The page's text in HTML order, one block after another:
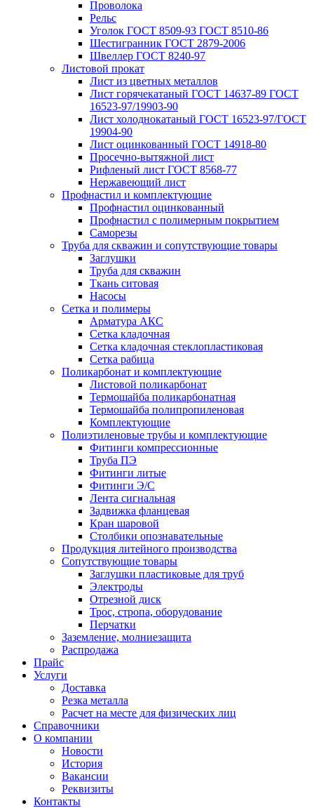
Проволока
Рельс
Уголок ГОСТ 8509-93 ГОСТ 8510-86
Шестигранник ГОСТ 2879-2006
Швеллер ГОСТ 8240-97
Листовой прокат
Лист из цветных металлов
Лист горячекатаный ГОСТ 14637-89 ГОСТ
16523-97/19903-90
Лист холоднокатаный ГОСТ 16523-97/ГОСТ
19904-90
Лист оцинкованный ГОСТ 14918-80
Просечно-вытяжной лист
Рифленый лист ГОСТ 8568-77
Нержавеющий лист
Профнастил и комплектующие
Профнастил оцинкованный
Профнастил с полимерным покрытием
Саморезы
Труба для скважин и сопутствующие товары
Заглушки
Труба для скважин
Ткань ситовая
Насосы
Сетка и полимеры
Арматура АКС
Сетка кладочная
Сетка кладочная стеклопластиковая
Сетка рабица
Поликарбонат и комплектующие
Листовой поликарбонат
Термошайба поликарбонатная
Термошайба полипропиленовая
Комплектующие
Полиэтиленовые трубы и комплектующие
Фитинги компрессионные
Труба ПЭ
Фитинги литые
Фитинги Э/С
Лента сигнальная
Задвижка фланцевая
Кран шаровой
Столбики опознавательные
Продукция литейного производства
Сопутствующие товары
Заглушки пластиковые для труб
Электроды
Отрезной диск
Трос, стропа, оборудование
Перчатки
Заземление, молниезащита
Распродажа
Прайс
Услуги
Доставка
Резка металла
Расчет на месте для физических лиц
Справочники
О компании
Новости
История
Вакансии
Реквизиты
Контакты